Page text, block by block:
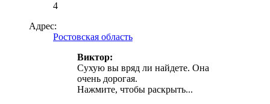
4
Адрес:
Ростовская область
Виктор:
Сухую вы вряд ли найдете. Она
очень дорогая.
Нажмите, чтобы раскрыть...